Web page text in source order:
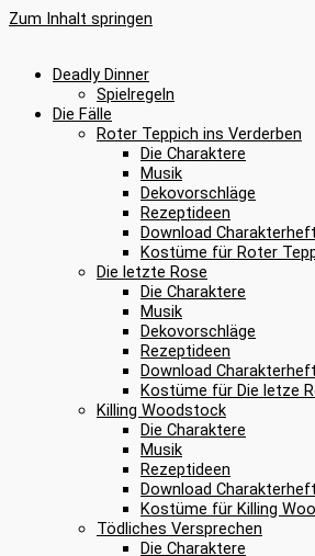
Zum Inhalt springen
Deadly Dinner
Spielregeln
Die Fälle
Roter Teppich ins Verderben
Die Charaktere
Musik
Dekovorschläge
Rezeptideen
Download
Kostüme für Roter
Die letzte Rose
Die Charaktere
Musik
Dekovorschläge
Rezeptideen
Download
Kostüme für Die letze
Killing Woodstock
Die Charaktere
Musik
Rezeptideen
Download
Kostüme für Killing
Tödliches Versprechen
Die Charaktere